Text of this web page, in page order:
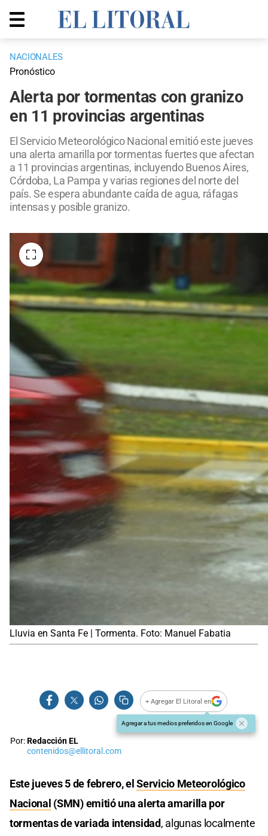
NACIONALES
Pronóstico
Alerta por tormentas con granizo
en 11 provincias argentinas
El Servicio Meteorológico Nacional emitió este jueves
una alerta amarilla por tormentas fuertes que afectan
a 11 provincias argentinas, incluyendo Buenos Aires,
Córdoba, La Pampa y varias regiones del norte del
país. Se espera abundante caída de agua, ráfagas
intensas y posible granizo.
Lluvia en Santa Fe | Tormenta. Foto: Manuel Fabatia
+ Agregar El Litoral en
Agregar a tus medios preferidos en Google
Por:Redacción EL
contenidos@ellitoral.com
Este jueves 5 de febrero, elServicio Meteorológico
Nacional (SMN) emitió una alerta amarilla por
tormentas de variada intensidad, algunas localmente